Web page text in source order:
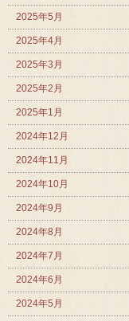
2025年5月
2025年4月
2025年3月
2025年2月
2025年1月
2024年12月
2024年11月
2024年10月
2024年9月
2024年8月
2024年7月
2024年6月
2024年5月